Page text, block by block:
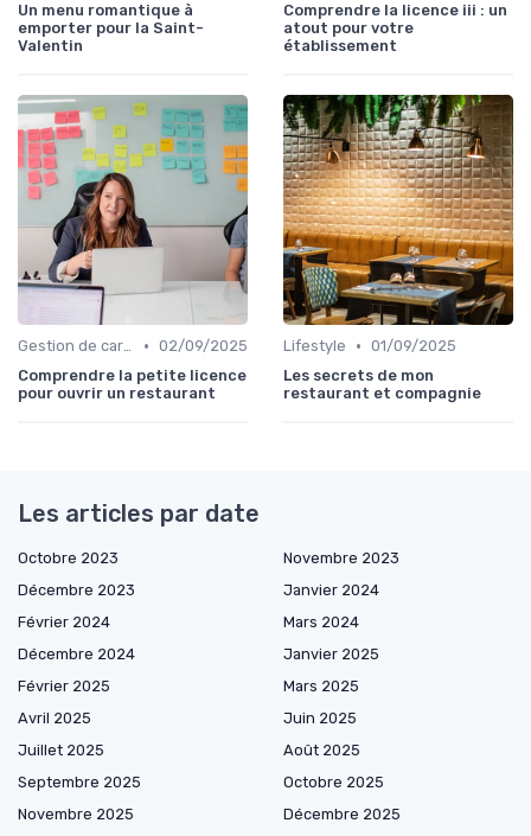
Un menu romantique à
emporter pour la Saint-
Valentin
Comprendre la licence iii : un
atout pour votre
établissement
Gestion de carrière • 02/09/2025
Comprendre la petite licence
pour ouvrir un restaurant
Lifestyle • 01/09/2025
Les secrets de mon
restaurant et compagnie
Les articles par date
Octobre 2023
Novembre 2023
Décembre 2023
Janvier 2024
Février 2024
Mars 2024
Décembre 2024
Janvier 2025
Février 2025
Mars 2025
Avril 2025
Juin 2025
Juillet 2025
Août 2025
Septembre 2025
Octobre 2025
Novembre 2025
Décembre 2025